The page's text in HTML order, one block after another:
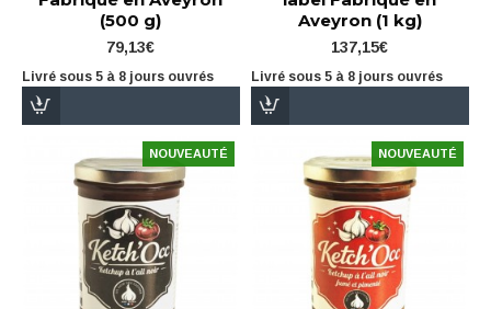
(500 g)
79,13€
Livré sous 5 à 8 jours ouvrés
Aveyron (1 kg)
137,15€
Livré sous 5 à 8 jours ouvrés
NOUVEAUTÉ NOUVEAUTÉ